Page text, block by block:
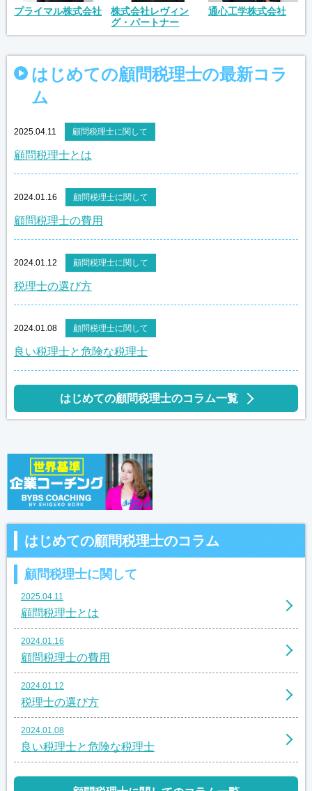
プライマル株式会社
株式会社レヴィン
グ・パートナー
通心工学株式会社
はじめての顧問税理士の最新コラ
ム
2025.04.11 顧問税理士に関して
顧問税理士とは
2024.01.16 顧問税理士に関して
顧問税理士の費用
2024.01.12 顧問税理士に関して
税理士の選び方
2024.01.08 顧問税理士に関して
良い税理士と危険な税理士
はじめての顧問税理士のコラム一覧
はじめての顧問税理士のコラム
顧問税理士に関して
2025.04.11
顧問税理士とは
2024.01.16
顧問税理士の費用
2024.01.12
税理士の選び方
2024.01.08
良い税理士と危険な税理士